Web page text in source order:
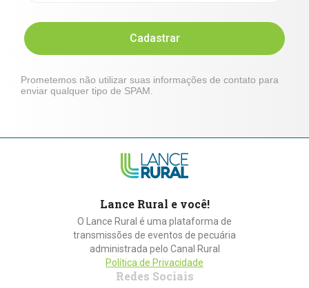
Cadastrar
Prometemos não utilizar suas informações de contato para
enviar qualquer tipo de SPAM.
Lance Rural e você!
O Lance Rural é uma plataforma de
transmissões de eventos de pecuária
administrada pelo Canal Rural
Política de Privacidade
Redes Sociais